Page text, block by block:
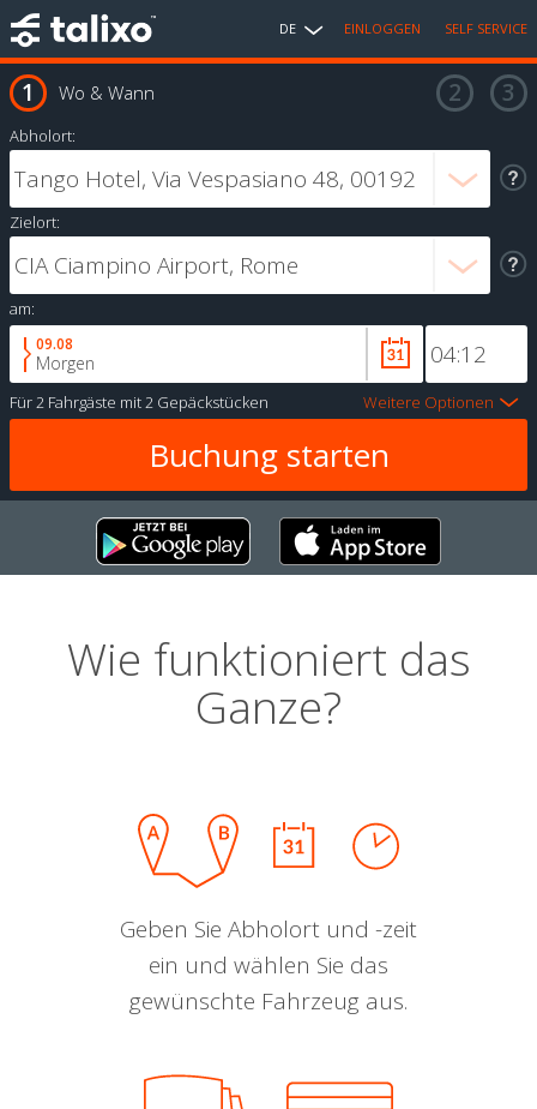
DE EINLOGGEN SELF SERVICE
Wo & Wann
Abholort:
Zielort:
am:
09.08
Morgen
Für2 Fahrgäste mit2 Gepäckstücken Weitere Optionen
Wie funktioniert das
Ganze?
Geben Sie Abholort und -zeit
ein und wählen Sie das
gewünschte Fahrzeug aus.